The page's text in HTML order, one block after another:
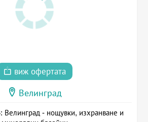
виж офертата
Велинград
- нощувки, изхранване и